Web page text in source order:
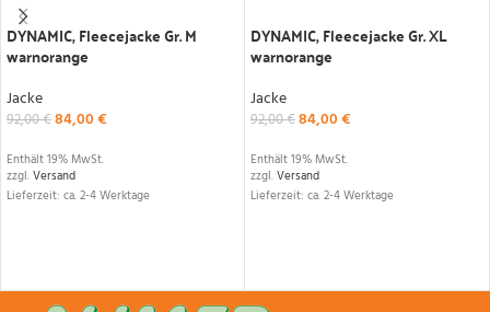
DYNAMIC, Fleecejacke Gr. M
warnorange
Jacke
92,00€84,00€
Enthält 19% MwSt.
zzgl.Versand
Lieferzeit: ca. 2-4 Werktage
DYNAMIC, Fleecejacke Gr. XL
warnorange
Jacke
92,00€84,00€
Enthält 19% MwSt.
zzgl.Versand
Lieferzeit: ca. 2-4 Werktage